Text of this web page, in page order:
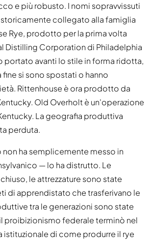
e più robusto. I nomi sopravvissuti
collegato alla famiglia
Rye, prodotto per la prima volta
Distilling Corporation di Philadelphia
portato avanti lo stile in forma ridotta,
fine si sono spostati o hanno
Rittenhouse è ora prodotto da
Old Overholt è un'operazione
La geografia produttiva
perduta.
non ha semplicemente messo in
— lo ha distrutto. Le
le attrezzature sono state
di apprendistato che trasferivano le
tra le generazioni sono state
proibizionismo federale terminò nel
istituzionale di come produrre il rye